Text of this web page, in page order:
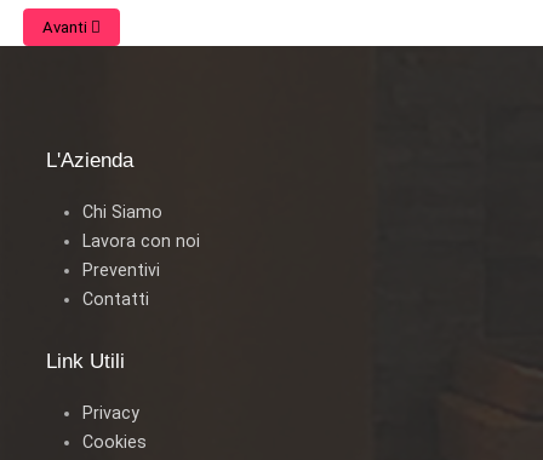
Avanti
L'Azienda
Chi Siamo
Lavora con noi
Preventivi
Contatti
Link Utili
Privacy
Cookies